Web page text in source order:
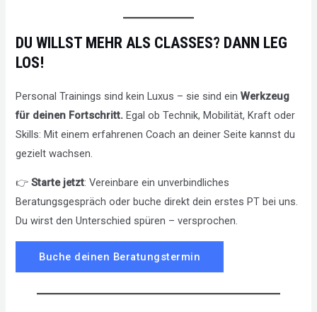
DU WILLST MEHR ALS CLASSES? DANN LEG
LOS!
Personal Trainings sind kein Luxus – sie sind einWerkzeug
für deinen Fortschritt. Egal ob Technik, Mobilität, Kraft oder
Skills: Mit einem erfahrenen Coach an deiner Seite kannst du
gezielt wachsen.
👉Starte jetzt: Vereinbare ein unverbindliches
Beratungsgespräch oder buche direkt dein erstes PT bei uns.
Du wirst den Unterschied spüren – versprochen.
Buche deinen Beratungstermin